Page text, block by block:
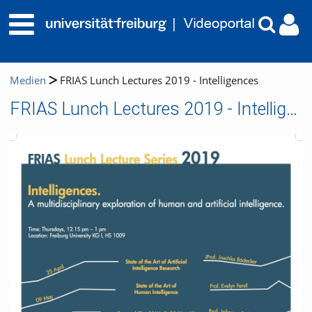
Medien FRIAS Lunch Lectures 2019 - Intelligences
FRIAS Lunch Lectures 2019 - Intelligences